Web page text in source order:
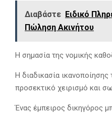
Διαβάστε Ειδικό
Πώληση Ακινήτου
Η σημασία της νομικής
Η διαδικασία
προσεκτικό χειρισμό και
Ένας έμπειρος δικηγόρος